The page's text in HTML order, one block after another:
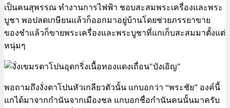
เป็นคนสุพรรณ ทำงานการไฟฟ้า ชอบสะสมพระเครื่องและพระ
บูชา พอปลดเกษียนแล้วก็ออกมาอยู่บ้านโดยช่วยภรรยาขาย
ของชำแล้วก็ขายพระเครื่องและพระบูชาที่แกเก็บสะสมมาตั้งแต่
หนุ่มๆ
พอถามถึงงั่งตาโปนหัวเกลียวตัวนั้น แกบอกว่า “พระชัย” องค์นี้
แกได้มาจากกำนันจากเมืองชล แกบอกชื่อกำนันคนนั้นมาครับ